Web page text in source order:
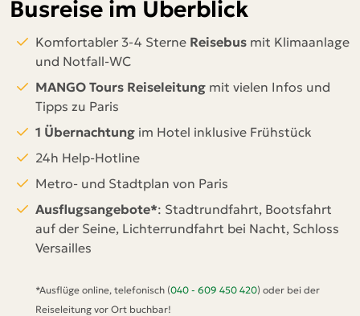
Busreise im Überblick
Komfortabler 3-4 Sterne Reisebus mit Klimaanlage
und Notfall-WC
MANGO Tours Reiseleitung mit vielen Infos und
Tipps zu Paris
1 Übernachtung im Hotel inklusive Frühstück
24h Help-Hotline
Metro- und Stadtplan von Paris
Ausflugsangebote*: Stadtrundfahrt, Bootsfahrt
auf der Seine, Lichterrundfahrt bei Nacht, Schloss
Versailles
*Ausflüge online, telefonisch (040 - 609 450 420) oder bei der
Reiseleitung vor Ort buchbar!